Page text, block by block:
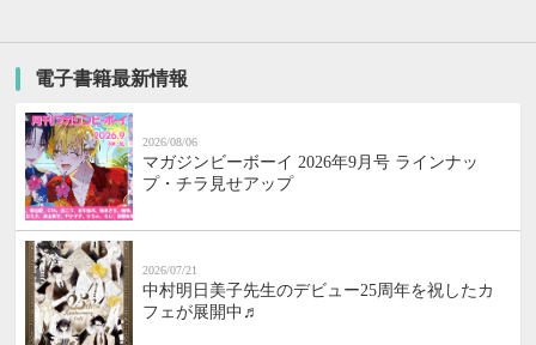
電子書籍最新情報
2026/08/06
マガジンビーボーイ 2026年9月号 ラインナッ
プ・チラ見せアップ
2026/07/21
中村明日美子先生のデビュー25周年を祝したカ
フェが展開中♬